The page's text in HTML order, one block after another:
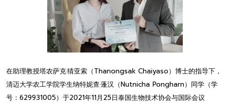
在助理教授塔农萨克·猜亚索（Thanongsak Chaiyaso）博士的指导下，
清迈大学农工学院学生纳特妮查·蓬汉（Nutnicha Pongharn）同学（学
号：629931005）于2021年11月25日泰国生物技术协会与国际会议